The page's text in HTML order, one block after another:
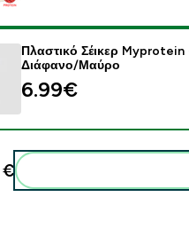
product - Πλαστικό
Πλαστικό Σέικερ Myprotein
Διάφανο/Μαύρο
6.99€‎
€‎